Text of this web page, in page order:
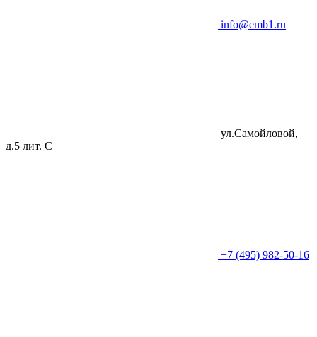
info@emb1.ru
ул.Самойловой,
д.5 лит. C
+7 (495) 982-50-16